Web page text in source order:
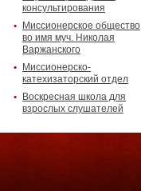
консультирования
Миссионерское общество
во имя муч. Николая
Варжанского
Миссионерско-
катехизаторский отдел
Воскресная школа для
взрослых слушателей